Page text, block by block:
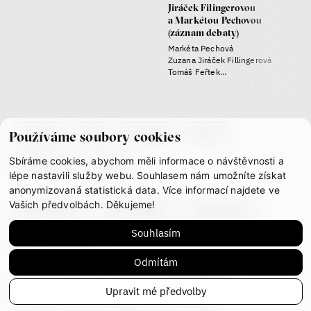
Používáme soubory cookies
Sbíráme cookies, abychom měli informace o návštěvnosti a
lépe nastavili služby webu. Souhlasem nám umožníte získat
anonymizovaná statistická data. Více informací najdete ve
Vašich předvolbách. Děkujeme!
Souhlasím
Odmítám
Upravit mé předvolby
seznamek
Terézia Ferjančeková, Petr
Bittner
rozhovor
Nová pravidla – o světě
pro jedno procento
s Ondřejem Slačálkem,
Lucií Trlifajovou
a Jakubem Rákosníkem
Ondřej Slačálek
Miroslav Palanský
Lucie Trlifajová
Jiráček Filingerovou
a Markétou Pechovou
(záznam debaty)
Markéta Pechová
Zuzana Jiráček Fillingerová
Tomáš Feřtek
co je if tým kontakty
partnerství gdpr
facebook instagram
This work is licensed underCC BY-NC-ND 4.0
HMS Design Code: S2 STUDIO